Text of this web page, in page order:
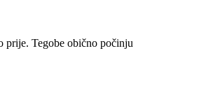
prije. Tegobe obično počinju